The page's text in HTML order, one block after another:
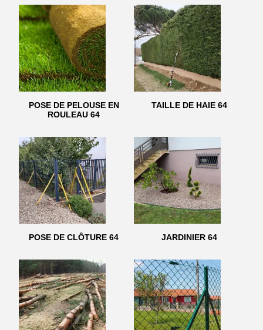
POSE DE PELOUSE EN
ROULEAU 64
TAILLE DE HAIE 64
POSE DE CLÔTURE 64 JARDINIER 64